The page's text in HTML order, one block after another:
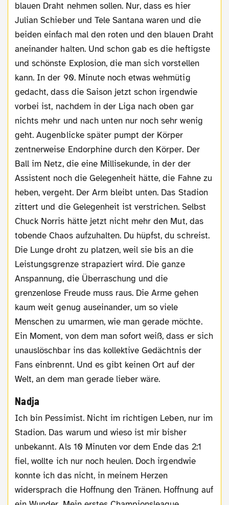
blauen Draht nehmen sollen. Nur, dass es hier
Julian Schieber und Tele Santana waren und die
beiden einfach mal den roten und den blauen Draht
aneinander halten. Und schon gab es die heftigste
und schönste Explosion, die man sich vorstellen
kann. In der 90. Minute noch etwas wehmütig
gedacht, dass die Saison jetzt schon irgendwie
vorbei ist, nachdem in der Liga nach oben gar
nichts mehr und nach unten nur noch sehr wenig
geht. Augenblicke später pumpt der Körper
zentnerweise Endorphine durch den Körper. Der
Ball im Netz, die eine Millisekunde, in der der
Assistent noch die Gelegenheit hätte, die Fahne zu
heben, vergeht. Der Arm bleibt unten. Das Stadion
zittert und die Gelegenheit ist verstrichen. Selbst
Chuck Norris hätte jetzt nicht mehr den Mut, das
tobende Chaos aufzuhalten. Du hüpfst, du schreist.
Die Lunge droht zu platzen, weil sie bis an die
Leistungsgrenze strapaziert wird. Die ganze
Anspannung, die Überraschung und die
grenzenlose Freude muss raus. Die Arme gehen
kaum weit genug auseinander, um so viele
Menschen zu umarmen, wie man gerade möchte.
Ein Moment, von dem man sofort weiß, dass er sich
unauslöschbar ins das kollektive Gedächtnis der
Fans einbrennt. Und es gibt keinen Ort auf der
Welt, an dem man gerade lieber wäre.
Nadja
Ich bin Pessimist. Nicht im richtigen Leben, nur im
Stadion. Das warum und wieso ist mir bisher
unbekannt. Als 10 Minuten vor dem Ende das 2:1
fiel, wollte ich nur noch heulen. Doch irgendwie
konnte ich das nicht, in meinem Herzen
widersprach die Hoffnung den Tränen. Hoffnung auf